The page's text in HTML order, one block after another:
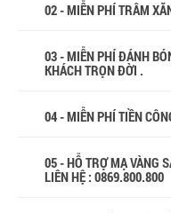
02 - MIỄN PHÍ TRÂM
03 - MIỄN PHÍ ĐÁNH
KHÁCH TRỌN ĐỜI .
04 - MIỄN PHÍ TIỀN
05 - HỖ TRỢ MẠ VÀNG
LIÊN HỆ : 0869.800.800